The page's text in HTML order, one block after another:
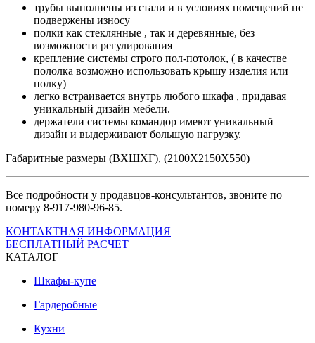
трубы выполнены из стали и в условиях помещений не
подвержены износу
полки как стеклянные , так и деревянные, без
возможности регулирования
крепление системы строго пол-потолок, ( в качестве
пололка возможно использовать крышу изделия или
полку)
легко встраивается внутрь любого шкафа , придавая
уникальный дизайн мебели.
держатели системы командор имеют уникальный
дизайн и выдерживают большую нагрузку.
Габаритные размеры (ВХШХГ), (2100Х2150Х550)
Все подробности у продавцов-консультантов, звоните по
номеру 8-917-980-96-85.
КОНТАКТНАЯ ИНФОРМАЦИЯ
БЕСПЛАТНЫЙ РАСЧЕТ
КАТАЛОГ
Шкафы-купе
Гардеробные
Кухни